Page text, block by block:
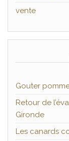
vente
Gouter
Retour de
Gironde
Les canards